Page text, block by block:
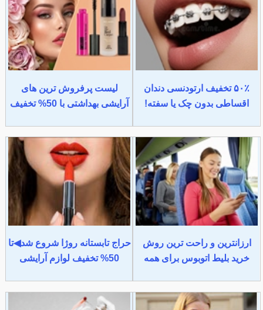
۵۰٪ تخفیف ارتودنسی دندان
اقساطی بدون چک یا سفته!
لیست پرفروش ترین های
آرایشی بهداشتی با 50% تخفیف
ارزانترین و راحت ترین روش
خرید بلیط اتوبوس برای همه
حراج تابستانه روژا شروع شد◀تا
50% تخفیف لوازم آرایشی